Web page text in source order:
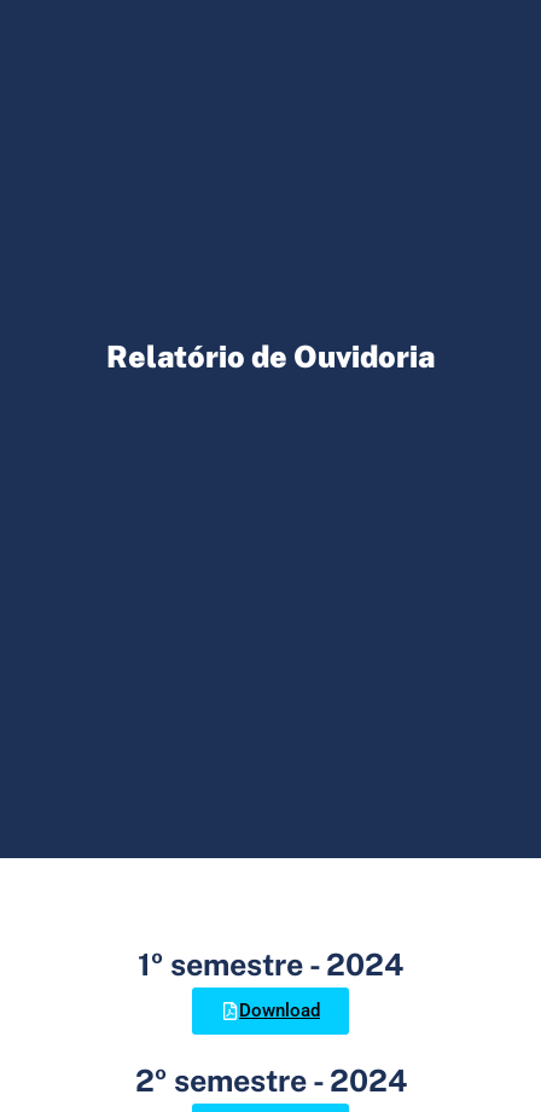
Relatório de Ouvidoria
1º semestre - 2024
Download
2º semestre - 2024